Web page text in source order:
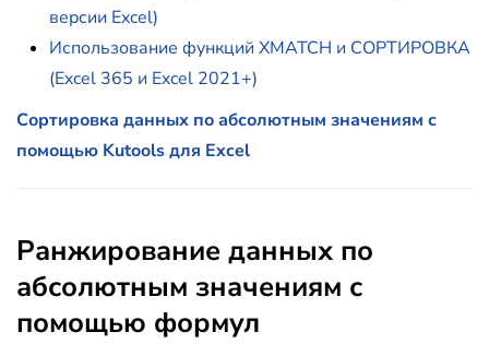
версии Excel)
Использование функций XMATCH и СОРТИРОВКА
(Excel 365 и Excel 2021+)
Сортировка данных по абсолютным значениям с
помощью Kutools для Excel
Ранжирование данных по
абсолютным значениям с
помощью формул